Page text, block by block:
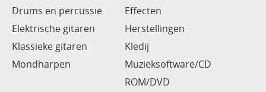
Drums en percussie
Effecten
Elektrische gitaren
Herstellingen
Klassieke gitaren
Kledij
Mondharpen
Muzieksoftware/CD
ROM/DVD